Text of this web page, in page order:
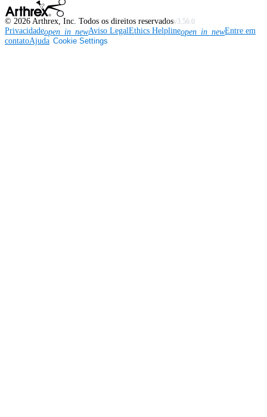
© 2026 Arthrex, Inc. Todos os direitos reservadosv3.56.0
Privacidadeopen_in_newAviso LegalEthics Helplineopen_in_newEntre em
contatoAjuda Cookie Settings